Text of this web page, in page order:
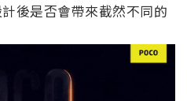
後是否會帶來截然不同的